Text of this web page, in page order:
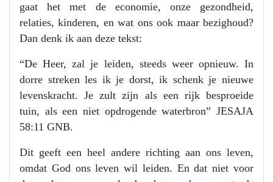
gaat het met de economie, onze gezondheid,
relaties, kinderen, en wat ons ook maar bezighoud?
Dan denk ik aan deze tekst:
“De Heer, zal je leiden, steeds weer opnieuw. In
dorre streken les ik je dorst, ik schenk je nieuwe
levenskracht. Je zult zijn als een rijk besproeide
tuin, als een niet opdrogende waterbron” JESAJA
58:11 GNB.
Dit geeft een heel andere richting aan ons leven,
omdat God ons leven wil leiden. En dat niet voor